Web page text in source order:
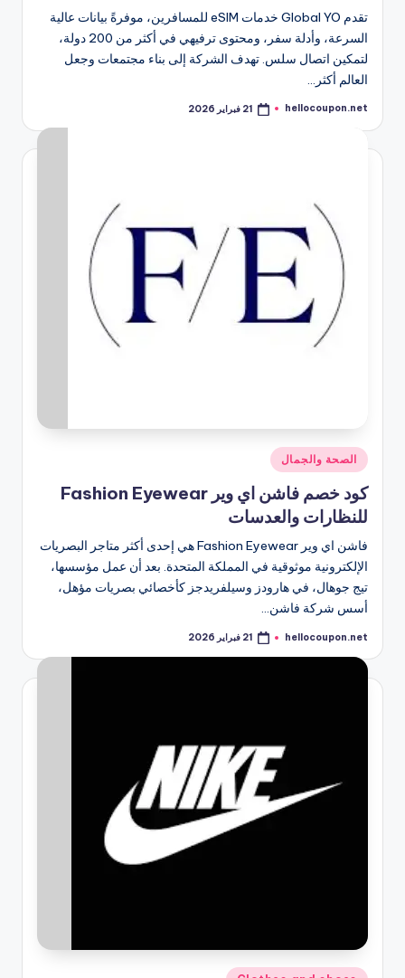
تقدم Global YO خدمات eSIM للمسافرين، موفرةً بيانات عالية
السرعة، وأدلة سفر، ومحتوى ترفيهي في أكثر من 200 دولة،
لتمكين اتصال سلس. تهدف الشركة إلى بناء مجتمعات وجعل
العالم أكثر…
تمّ
بواسطة
hellocoupon.net 21 فبراير 2026
نُشر
في
الصحة والجمال
كود خصم فاشن اي وير Fashion Eyewear
للنظارات والعدسات
فاشن اي وير Fashion Eyewear هي إحدى أكثر متاجر البصريات
الإلكترونية موثوقية في المملكة المتحدة. بعد أن عمل مؤسسها،
تيج جوهال، في هارودز وسيلفريدجز كأخصائي بصريات مؤهل،
أسس شركة فاشن…
تمّ
بواسطة
hellocoupon.net 21 فبراير 2026